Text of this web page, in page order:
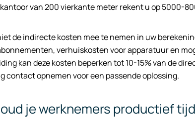
van 200 vierkante meter rekent u op 5000-
de indirecte kosten mee te nemen in uw
verhuiskosten voor apparatuur en
kan deze kosten beperken tot 10-15% van de
contact opnemen voor een passende oplossing.
je werknemers productief